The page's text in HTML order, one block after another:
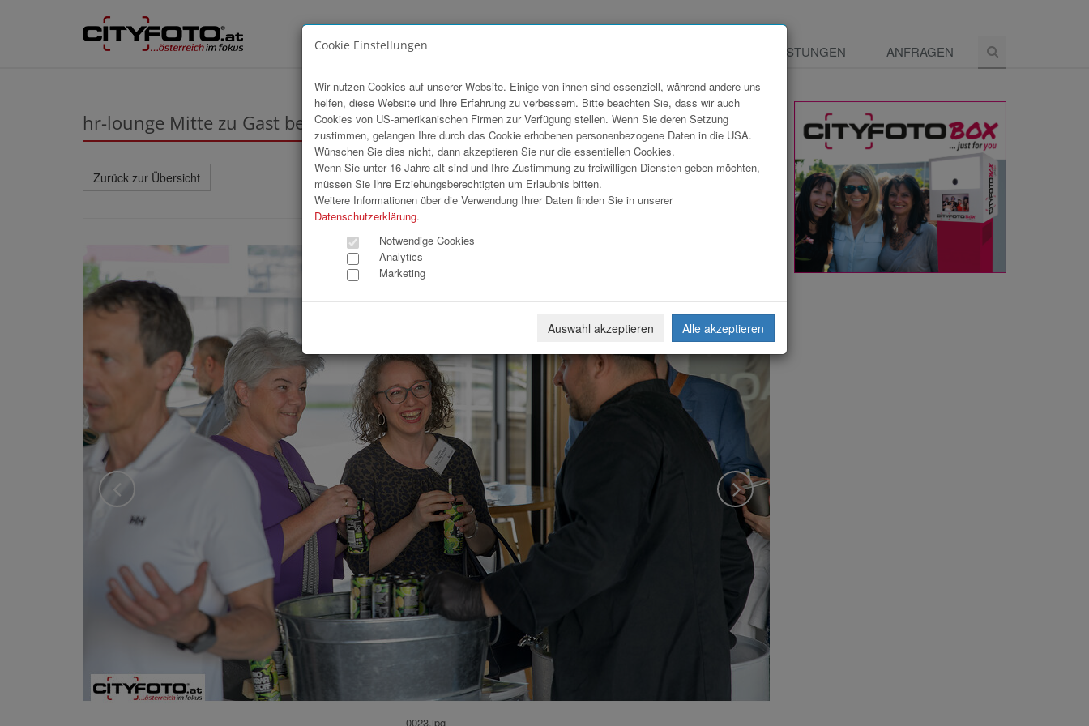
LEISTUNGEN ANFRAGEN
hr-lounge Mitte zu Gast bei Infoniqa
Zurück zur Übersicht Download Weiterleiten
0023.jpg
Cookie Einstellungen
Wir nutzen Cookies auf unserer Website. Einige von ihnen sind essenziell, während andere uns
helfen, diese Website und Ihre Erfahrung zu verbessern. Bitte beachten Sie, dass wir auch
Cookies von US-amerikanischen Firmen zur Verfügung stellen. Wenn Sie deren Setzung
zustimmen, gelangen Ihre durch das Cookie erhobenen personenbezogene Daten in die USA.
Wünschen Sie dies nicht, dann akzeptieren Sie nur die essentiellen Cookies.
Wenn Sie unter 16 Jahre alt sind und Ihre Zustimmung zu freiwilligen Diensten geben möchten,
müssen Sie Ihre Erziehungsberechtigten um Erlaubnis bitten.
Weitere Informationen über die Verwendung Ihrer Daten finden Sie in unserer
Datenschutzerklärung.
Notwendige Cookies
Analytics
Marketing
Auswahl akzeptieren Alle akzeptieren